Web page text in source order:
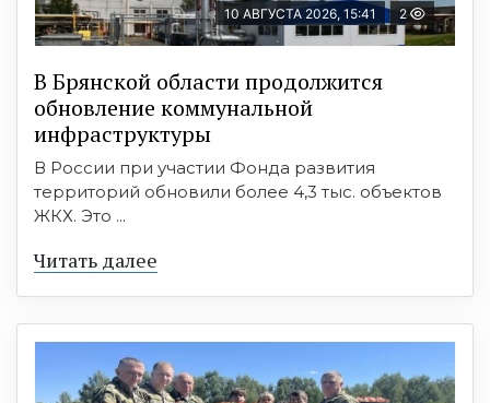
10 АВГУСТА 2026, 15:41 2
В Брянской области продолжится
обновление коммунальной
инфраструктуры
В России при участии Фонда развития
территорий обновили более 4,3 тыс. объектов
ЖКХ. Это ...
Читать далее